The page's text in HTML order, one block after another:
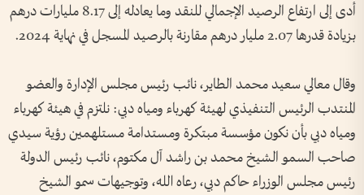
أدى إلى ارتفاع الرصيد الإجمالي للنقد وما يعادله إلى 8.17 مليارات درهم
بزيادة قدرها 2.07 مليار درهم مقارنة بالرصيد المسجل في نهاية 2024.
وقال معالي سعيد محمد الطاير، نائب رئيس مجلس الإدارة والعضو
المنتدب الرئيس التنفيذي لهيئة كهرباء ومياه دبي: نلتزم في هيئة كهرباء
ومياه دبي بأن نكون مؤسسة مبتكرة ومستدامة مستلهمين رؤية سيدي
صاحب السمو الشيخ محمد بن راشد آل مكتوم، نائب رئيس الدولة
رئيس مجلس الوزراء حاكم دبي، رعاه الله، وتوجيهات سمو الشيخ